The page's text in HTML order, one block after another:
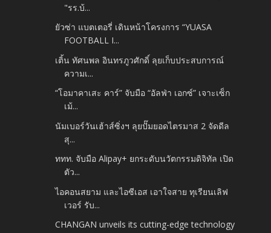
"รร.บ้...
ยัวซ่า แบตเตอรี่ เดินหน้าโครงการ “YUASA
FOOTBALL I...
เติ้น ทัศนพล อินทรภูวศักดิ์ ลุยเก็บประสบการณ์
ความเ...
“โอมาคาเสะ คาร์” จับมือ “อัลฟ่า เอกซ์” เจาะเซ็ก
เม้...
นัมเบอร์วันเฮ้าส์ซิ่งฯ ลุยปั๊มยอดไตรมาส 2 จัดดีล
สุ...
ททท. จับมือ Alipay+ ยกระดับนวัตกรรมดิจิทัล เปิด
ตัว...
ไอคอนสยาม และไอซีเอส เอาใจสาย ทุเรียนเลิฟ
เวอร์ รับ...
CHANGAN unveils its cutting-edge technology